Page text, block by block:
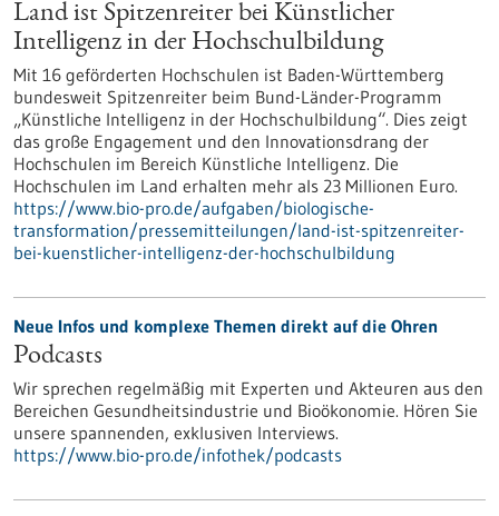
Land ist Spitzenreiter bei Künstlicher
Intelligenz in der Hochschulbildung
Mit 16 geförderten Hochschulen ist Baden-Württemberg
bundesweit Spitzenreiter beim Bund-Länder-Programm
„Künstliche Intelligenz in der Hochschulbildung“. Dies zeigt
das große Engagement und den Innovationsdrang der
Hochschulen im Bereich Künstliche Intelligenz. Die
Hochschulen im Land erhalten mehr als 23 Millionen Euro.
https://www.bio-pro.de/aufgaben/biologische-
transformation/pressemitteilungen/land-ist-spitzenreiter-
bei-kuenstlicher-intelligenz-der-hochschulbildung
Neue Infos und komplexe Themen direkt auf die Ohren
Podcasts
Wir sprechen regelmäßig mit Experten und Akteuren aus den
Bereichen Gesundheitsindustrie und Bioökonomie. Hören Sie
unsere spannenden, exklusiven Interviews.
https://www.bio-pro.de/infothek/podcasts